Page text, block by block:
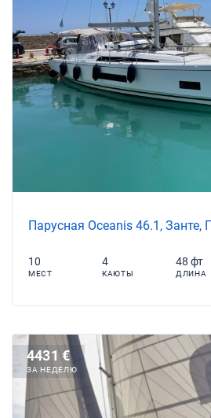
Парусная Oceanis 46.1, Занте,
10
МЕСТ
4
КАЮТЫ
48 фт
ДЛИНА
4431 €
ЗА НЕДЕЛЮ